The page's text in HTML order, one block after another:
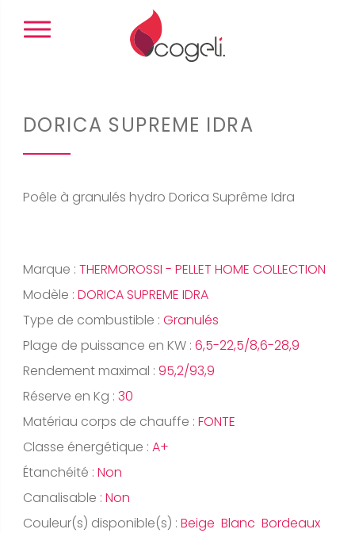
Panneau de gestion des cookies
DORICA SUPREME IDRA
Poêle à granulés hydro Dorica Suprême Idra
Marque : THERMOROSSI - PELLET HOME COLLECTION
Modèle : DORICA SUPREME IDRA
Type de combustible : Granulés
Plage de puissance en KW : 6,5-22,5/8,6-28,9
Rendement maximal : 95,2/93,9
Réserve en Kg : 30
Matériau corps de chauffe : FONTE
Classe énergétique : A+
Étanchéité : Non
Canalisable : Non
Couleur(s) disponible(s) : Beige Blanc Bordeaux